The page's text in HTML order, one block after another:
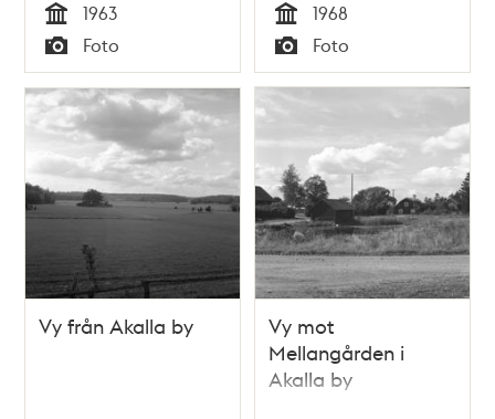
Tid
1963
Typ
Foto Tid
1968
Typ
Foto
Vy från Akalla by
Vy mot
Mellangården i
Akalla by